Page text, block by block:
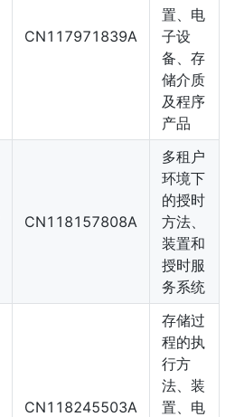
CN117971839A
置、电
子设
备、存
储介质
及程序
产品
CN118157808A
多租户
环境下
的授时
方法、
装置和
授时服
务系统
CN118245503A
存储过
程的执
行方
法、装
置、电